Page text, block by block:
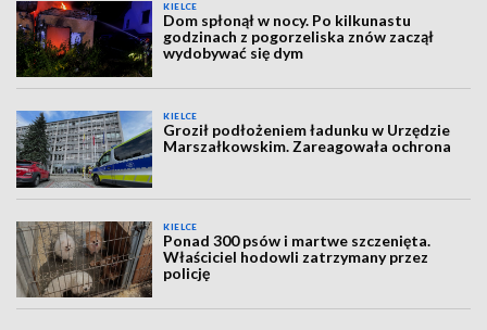
KIELCE
Dom spłonął w nocy. Po kilkunastu
godzinach z pogorzeliska znów zaczął
wydobywać się dym
KIELCE
Groził podłożeniem ładunku w Urzędzie
Marszałkowskim. Zareagowała ochrona
KIELCE
Ponad 300 psów i martwe szczenięta.
Właściciel hodowli zatrzymany przez
policję